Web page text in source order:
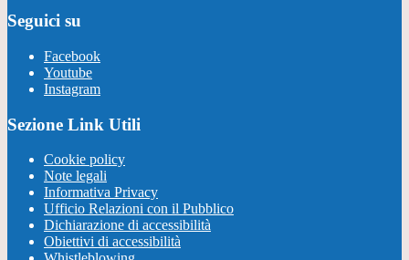
Seguici su
Facebook
Youtube
Instagram
Sezione Link Utili
Cookie policy
Note legali
Informativa Privacy
Ufficio Relazioni con il Pubblico
Dichiarazione di accessibilità
Obiettivi di accessibilità